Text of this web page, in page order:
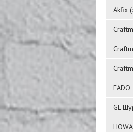
Akfix
FADO
GL